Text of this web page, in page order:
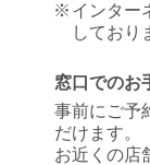
※ インター
しており
窓口でのお
事前にご予
だけます。
お近くの店